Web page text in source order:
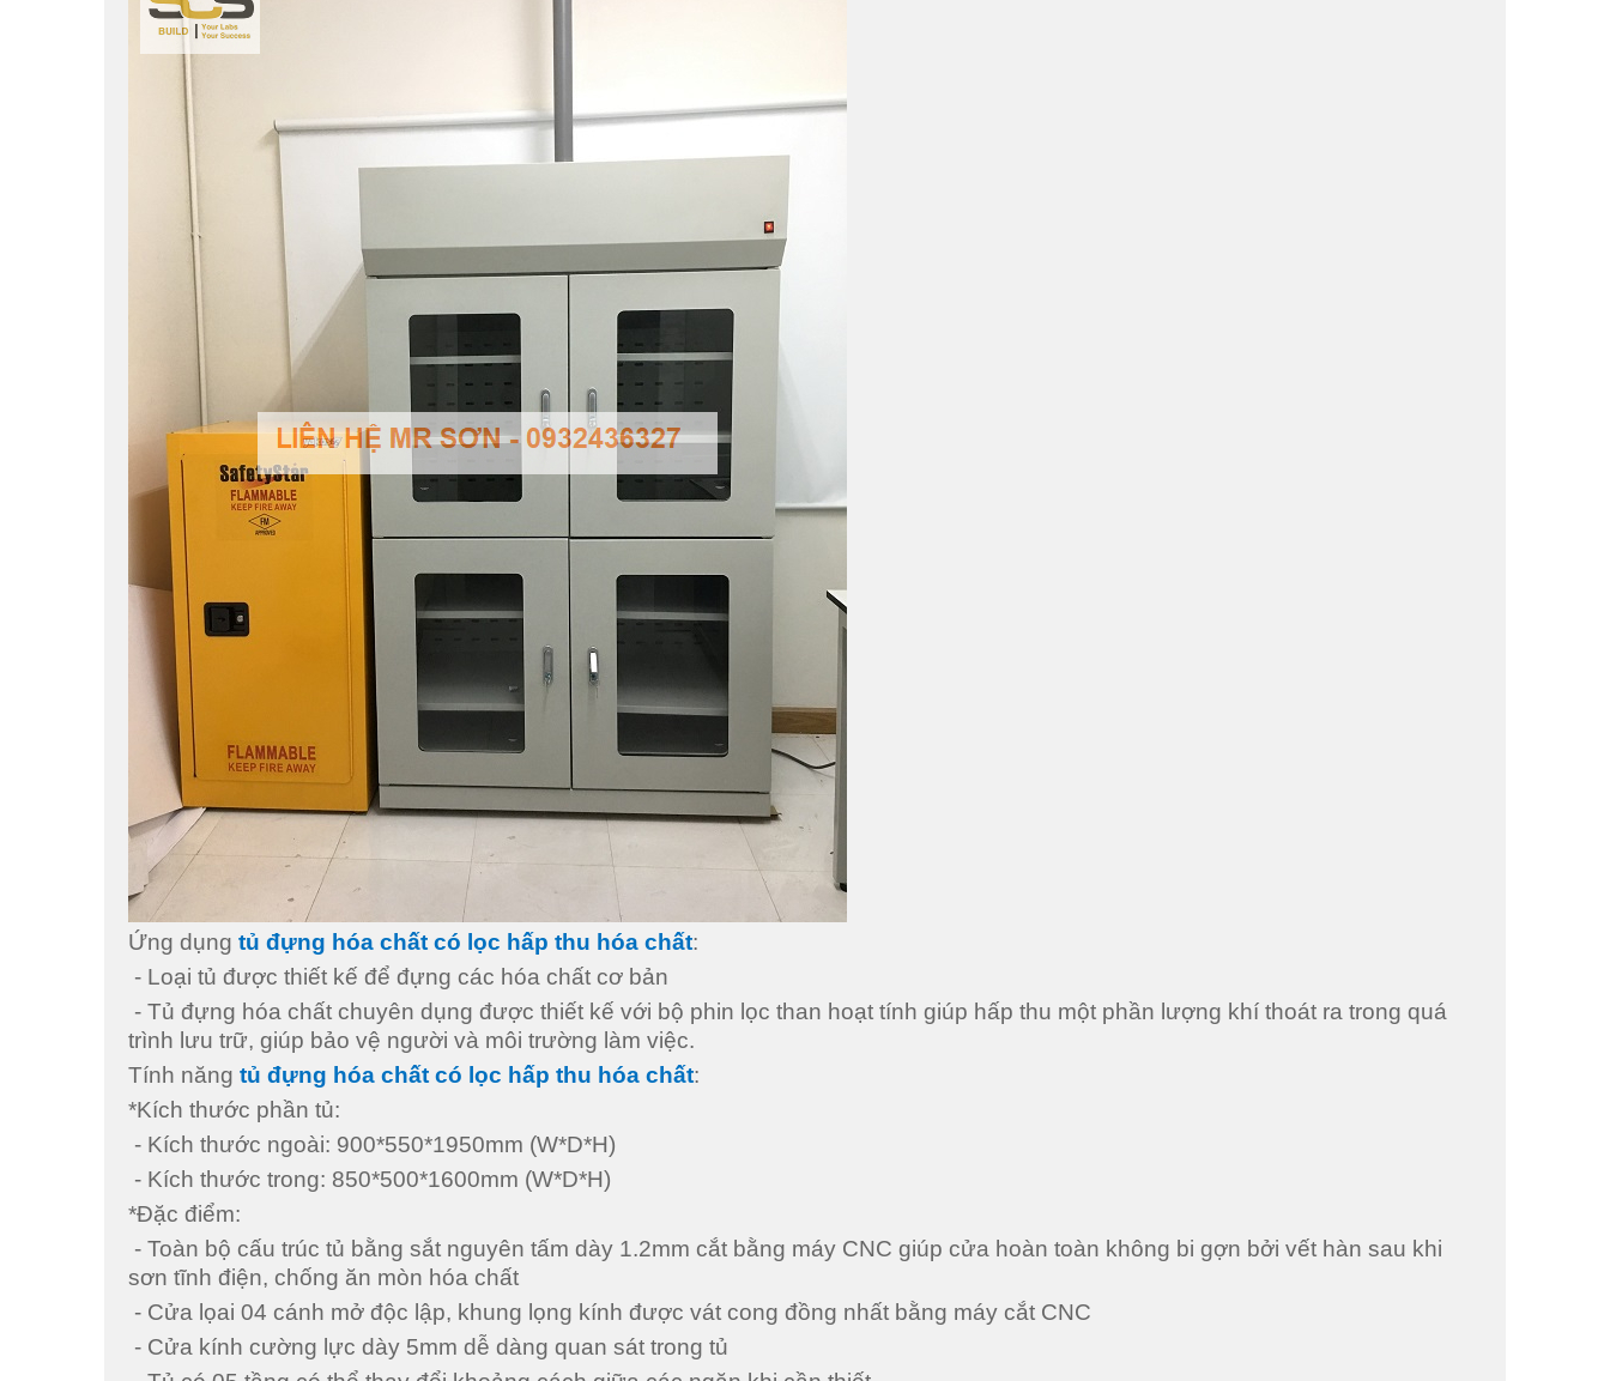
Ứng dụng tủ đựng hóa chất có lọc hấp thu hóa chất:
- Loại tủ được thiết kế để đựng các hóa chất cơ bản
- Tủ đựng hóa chất chuyên dụng được thiết kế với bộ phin lọc than hoạt tính giúp hấp thu một phần lượng khí thoát ra trong quá
trình lưu trữ, giúp bảo vệ người và môi trường làm việc.
Tính năng tủ đựng hóa chất có lọc hấp thu hóa chất:
*Kích thước phần tủ:
- Kích thước ngoài: 900*550*1950mm (W*D*H)
- Kích thước trong: 850*500*1600mm (W*D*H)
*Đặc điểm:
- Toàn bộ cấu trúc tủ bằng sắt nguyên tấm dày 1.2mm cắt bằng máy CNC giúp cửa hoàn toàn không bi gợn bởi vết hàn sau khi
sơn tĩnh điện, chống ăn mòn hóa chất
- Cửa lọai 04 cánh mở độc lập, khung lọng kính được vát cong đồng nhất bằng máy cắt CNC
- Cửa kính cường lực dày 5mm dễ dàng quan sát trong tủ